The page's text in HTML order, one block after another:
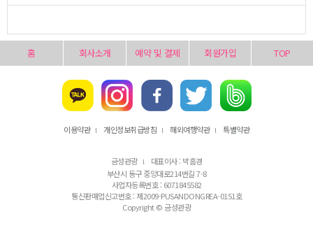
홈 회사소개 예약 및 결제 회원가입 TOP
이용약관 l 개인정보취급방침 l 해외여행약관 l 특별약관
금성관광 l
대표이사 : 박흠경
부산시 동구 중앙대로214번길 7-8
사업자등록번호 : 6071845582
통신판매업신고번호 : 제2009-PUSANDONGREA-0151호
Copyright © 금성관광